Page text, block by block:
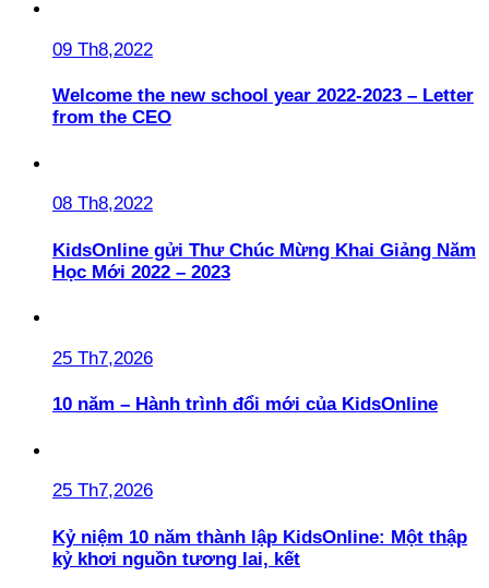
09 Th8,2022
Welcome the new school year 2022-2023 – Letter
from the CEO
08 Th8,2022
KidsOnline gửi Thư Chúc Mừng Khai Giảng Năm
Học Mới 2022 – 2023
25 Th7,2026
10 năm – Hành trình đổi mới của KidsOnline
25 Th7,2026
Kỷ niệm 10 năm thành lập KidsOnline: Một thập
kỷ khơi nguồn tương lai, kết